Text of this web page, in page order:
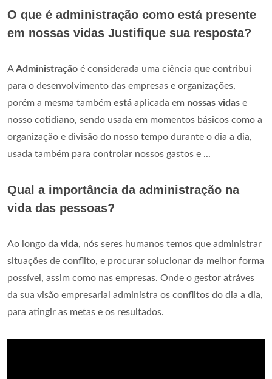
O que é administração como está presente
em nossas vidas Justifique sua resposta?
AAdministração é considerada uma ciência que contribui
para o desenvolvimento das empresas e organizações,
porém a mesma também está aplicada em nossas vidas e
nosso cotidiano, sendo usada em momentos básicos como a
organização e divisão do nosso tempo durante o dia a dia,
usada também para controlar nossos gastos e ...
Qual a importância da administração na
vida das pessoas?
Ao longo da vida, nós seres humanos temos que administrar
situações de conflito, e procurar solucionar da melhor forma
possível, assim como nas empresas. Onde o gestor atráves
da sua visão empresarial administra os conflitos do dia a dia,
para atingir as metas e os resultados.